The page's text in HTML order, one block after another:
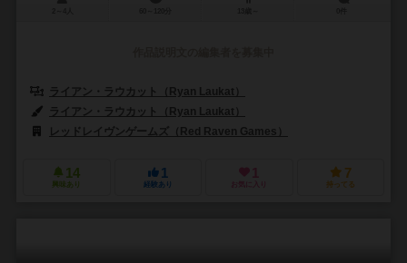
ライアン・ラウカット（Ryan Laukat）
ライアン・ラウカット（Ryan Laukat）
レッドレイヴンゲームズ（Red Raven Games）
14
興味あり
1
経験あり
1
お気に入り
7
持ってる